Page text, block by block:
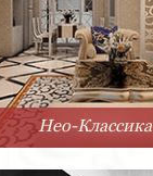
Нео-Классика